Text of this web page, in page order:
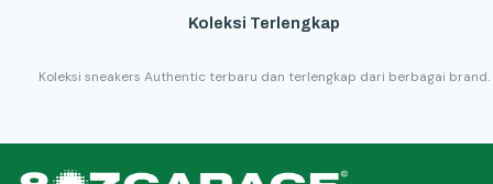
Koleksi Terlengkap
Koleksi sneakers Authentic terbaru dan terlengkap dari berbagai brand.